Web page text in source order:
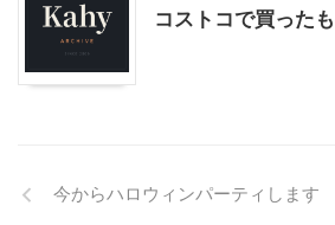
コストコで買った
今からハロウィンパーティします